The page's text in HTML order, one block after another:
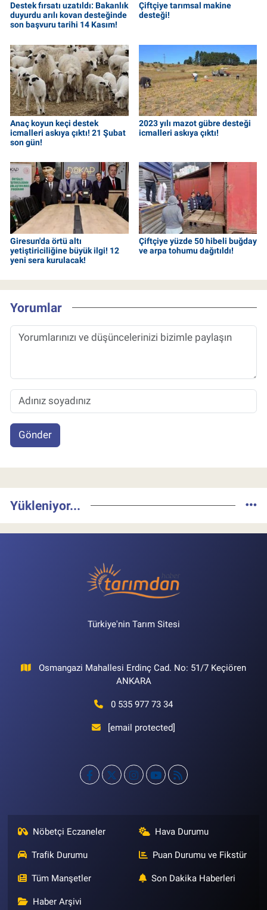
Destek fırsatı uzatıldı: Bakanlık
duyurdu arılı kovan desteğinde
son başvuru tarihi 14 Kasım!
Çiftçiye tarımsal makine
desteği!
Anaç koyun keçi destek
icmalleri askıya çıktı! 21 Şubat
son gün!
2023 yılı mazot gübre desteği
icmalleri askıya çıktı!
Giresun'da örtü altı
yetiştiriciliğine büyük ilgi! 12
yeni sera kurulacak!
Çiftçiye yüzde 50 hibeli buğday
ve arpa tohumu dağıtıldı!
Yorumlar
Gönder
Yükleniyor...
Türkiye'nin Tarım Sitesi
Osmangazi Mahallesi Erdinç Cad. No: 51/7 Keçiören
ANKARA
0 535 977 73 34
[email protected]
Nöbetçi Eczaneler Hava Durumu
Trafik Durumu Puan Durumu ve Fikstür
Tüm Manşetler Son Dakika Haberleri
Haber Arşivi